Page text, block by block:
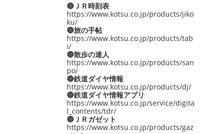
🔵ＪＲ時刻表
https://www.kotsu.co.jp/products/jiko
ku/
🔵旅の手帖
https://www.kotsu.co.jp/products/tab
i/
🔵散歩の達人
https://www.kotsu.co.jp/products/san
po/
🔵鉄道ダイヤ情報
https://www.kotsu.co.jp/products/dj/
🔵鉄道ダイヤ情報アプリ
https://www.kotsu.co.jp/service/digita
l_contents/tdr/
🔵ＪＲガゼット
https://www.kotsu.co.jp/products/gaz